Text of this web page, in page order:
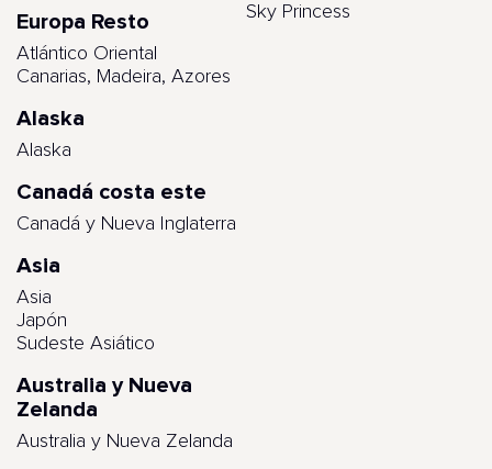
Europa Resto
Atlántico Oriental
Canarias, Madeira, Azores
Alaska
Alaska
Canadá costa este
Canadá y Nueva Inglaterra
Asia
Asia
Japón
Sudeste Asiático
Australia y Nueva
Zelanda
Australia y Nueva Zelanda
Sky Princess